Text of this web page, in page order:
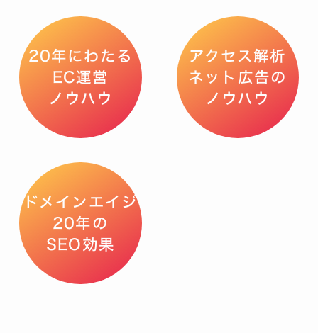
20年にわたる
EC運営
ノウハウ
アクセス解析
ネット広告の
ノウハウ
ドメインエイジ
20年の
SEO効果